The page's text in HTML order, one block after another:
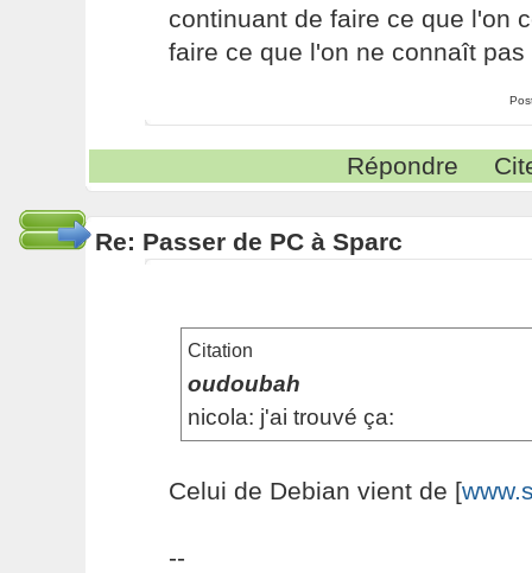
continuant de faire ce que l'on
faire ce que l'on ne connaît pas
Répondre
Re: Passer de PC à Sparc
Citation
oudoubah
nicola: j'ai trouvé ça:
Celui de Debian vient de [
--